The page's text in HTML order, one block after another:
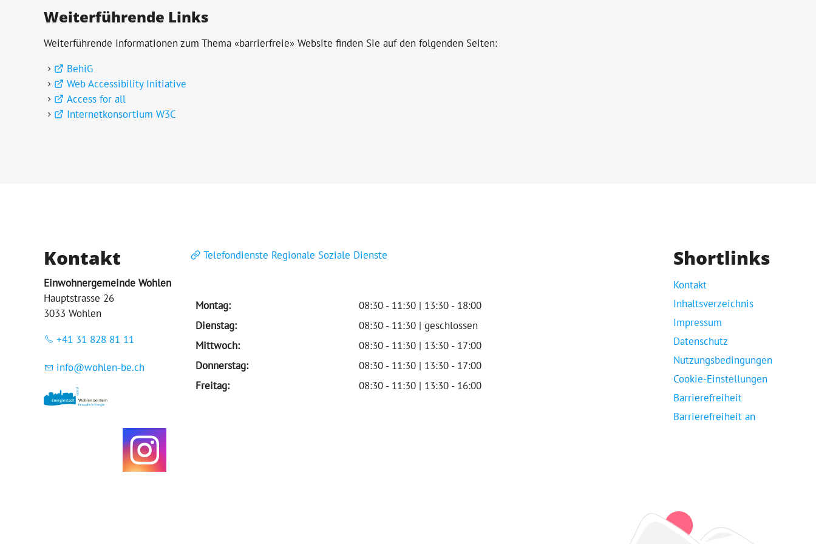
Weiterführende Links
Weiterführende Informationen zum Thema «barrierfreie» Website finden Sie auf den folgenden Seiten:
BehiG
Web Accessibility Initiative
Access for all
Internetkonsortium W3C
Kontakt
Einwohnergemeinde Wohlen
Hauptstrasse 26
3033 Wohlen
+41 31 828 81 11
nf w hl n-b ch
Telefondienste Regionale Soziale Dienste
Montag:
08:30 - 11:30 | 13:30 - 18:00
Dienstag:
08:30 - 11:30 | geschlossen
Mittwoch:
08:30 - 11:30 | 13:30 - 17:00
Donnerstag:
08:30 - 11:30 | 13:30 - 17:00
Freitag:
08:30 - 11:30 | 13:30 - 16:00
Shortlinks
Kontakt
Inhaltsverzeichnis
Impressum
Datenschutz
Nutzungsbedingungen
Cookie-Einstellungen
Barrierefreiheit
Barrierefreiheit an